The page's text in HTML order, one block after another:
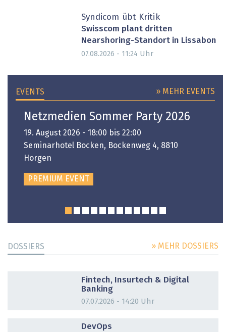
Syndicom übt Kritik
Swisscom plant dritten
Nearshoring-Standort in Lissabon
07.08.2026 - 11:24 Uhr
EVENTS » MEHR EVENTS
Netzmedien Sommer Party 2026
19. August 2026 - 18:00 bis 22:00
Seminarhotel Bocken, Bockenweg 4, 8810
Horgen
PREMIUM EVENT
DOSSIERS » MEHR DOSSIERS
Fintech, Insurtech & Digital
Banking
07.07.2026 - 14:20 Uhr
DevOps